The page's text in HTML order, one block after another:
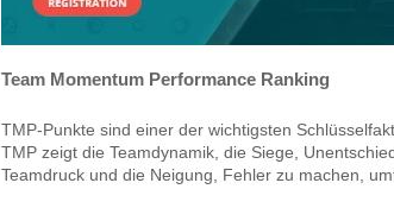
Team Momentum Performance Ranking
TMP-Punkte sind einer der wichtigsten
TMP zeigt die Teamdynamik, die Siege,
Teamdruck und die Neigung, Fehler zu machen,